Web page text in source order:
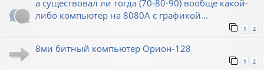
а существовал ли тогда (70-80-90) вообще какой-
либо компьютер на 8080А с графикой...
1 2
8ми битный компьютер Орион-128
1 2